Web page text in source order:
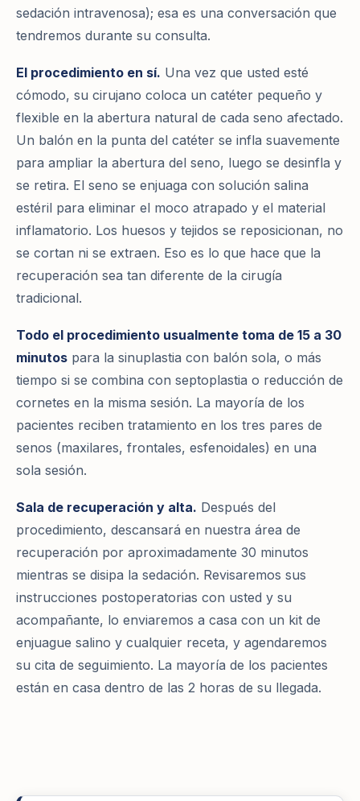
sedación intravenosa); esa es una conversación que
tendremos durante su consulta.
El procedimiento en sí. Una vez que usted esté
cómodo, su cirujano coloca un catéter pequeño y
flexible en la abertura natural de cada seno afectado.
Un balón en la punta del catéter se infla suavemente
para ampliar la abertura del seno, luego se desinfla y
se retira. El seno se enjuaga con solución salina
estéril para eliminar el moco atrapado y el material
inflamatorio. Los huesos y tejidos se reposicionan, no
se cortan ni se extraen. Eso es lo que hace que la
recuperación sea tan diferente de la cirugía
tradicional.
Todo el procedimiento usualmente toma de 15 a 30
minutos para la sinuplastia con balón sola, o más
tiempo si se combina con septoplastia o reducción de
cornetes en la misma sesión. La mayoría de los
pacientes reciben tratamiento en los tres pares de
senos (maxilares, frontales, esfenoidales) en una
sola sesión.
Sala de recuperación y alta. Después del
procedimiento, descansará en nuestra área de
recuperación por aproximadamente 30 minutos
mientras se disipa la sedación. Revisaremos sus
instrucciones postoperatorias con usted y su
acompañante, lo enviaremos a casa con un kit de
enjuague salino y cualquier receta, y agendaremos
su cita de seguimiento. La mayoría de los pacientes
están en casa dentro de las 2 horas de su llegada.